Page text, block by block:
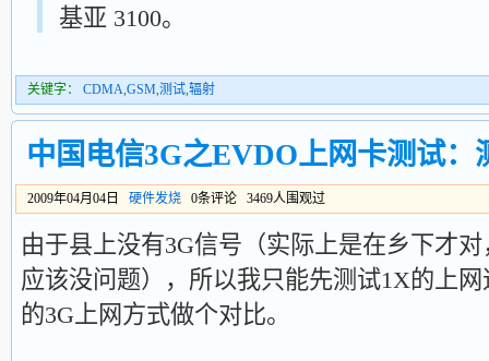
基亚 3100。
关键字： CDMA,GSM,测试,辐射
中国电信3G之EVDO上网卡测试：
2009年04月04日 硬件发烧 0条评论 3469人围观过
由于县上没有3G信号（实际上是在乡下才
应该没问题），所以我只能先测试1X的上
的3G上网方式做个对比。